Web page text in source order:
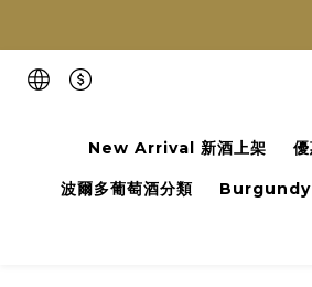
New Arrival 新酒上架
波爾多葡萄酒分類 Burgundy